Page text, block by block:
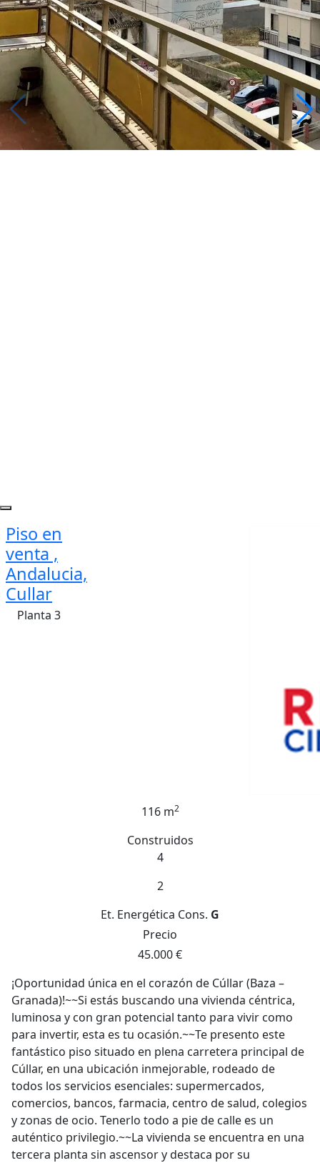
Piso en
venta ,
Andalucia,
Cullar
Planta 3
116 m2
Construidos
4
2
Et. Energética Cons. G
Precio
45.000 €
¡Oportunidad única en el corazón de Cúllar (Baza –
Granada)!~~Si estás buscando una vivienda céntrica,
luminosa y con gran potencial tanto para vivir como
para invertir, esta es tu ocasión.~~Te presento este
fantástico piso situado en plena carretera principal de
Cúllar, en una ubicación inmejorable, rodeado de
todos los servicios esenciales: supermercados,
comercios, bancos, farmacia, centro de salud, colegios
y zonas de ocio. Tenerlo todo a pie de calle es un
auténtico privilegio.~~La vivienda se encuentra en una
tercera planta sin ascensor y destaca por su